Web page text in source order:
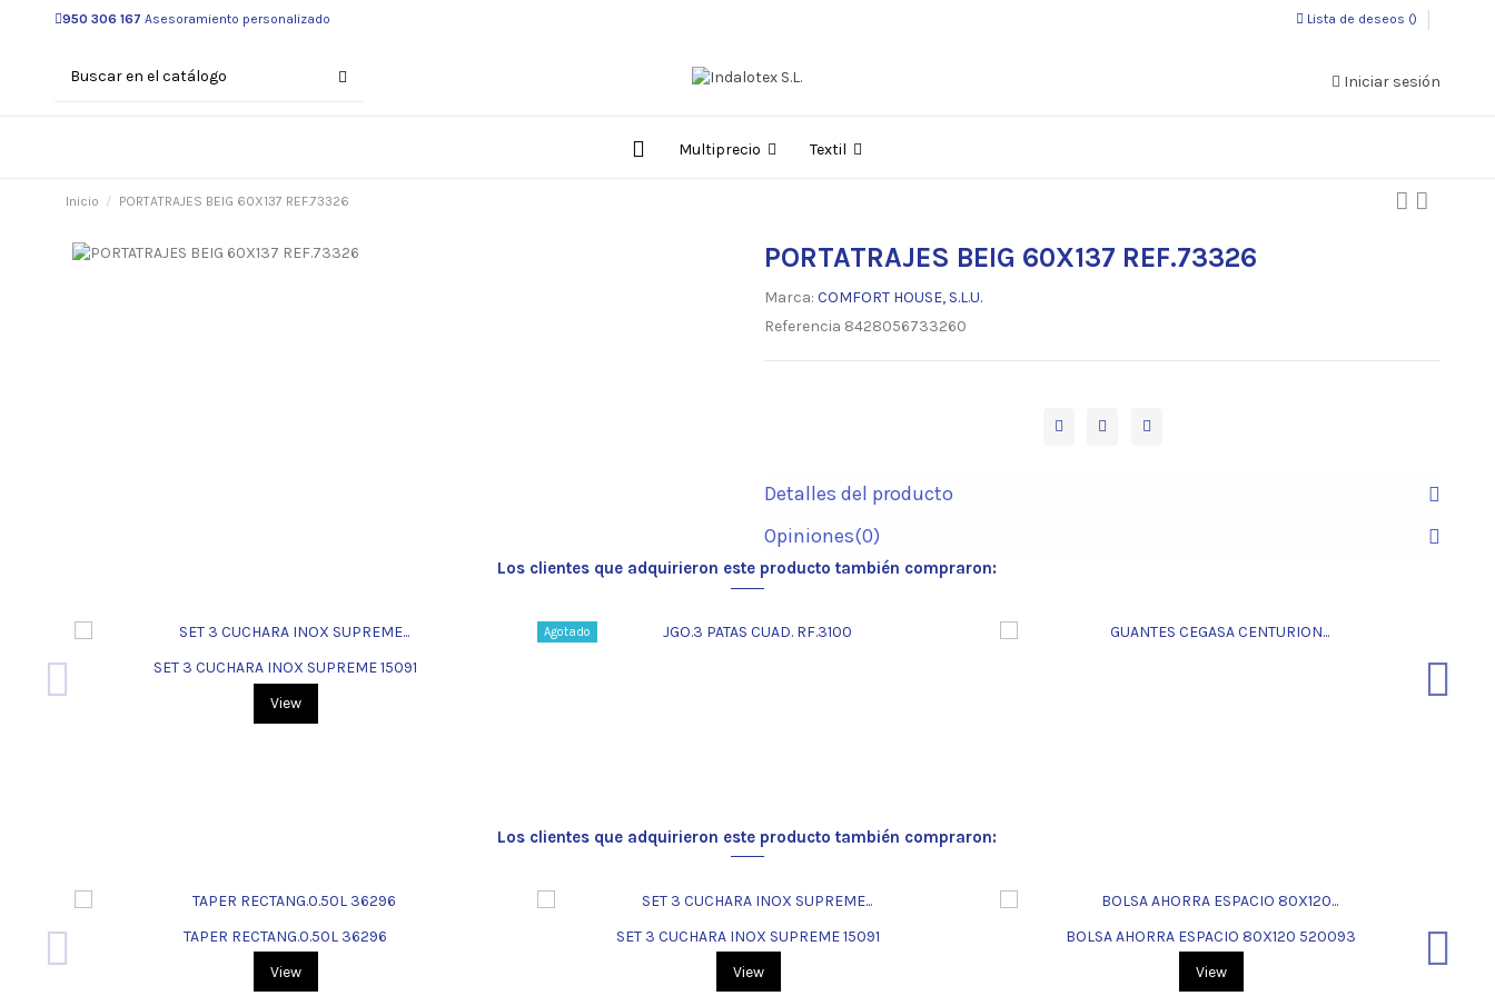
950 306 167 Asesoramiento personalizado Lista de deseos ()
Iniciar sesión
Multiprecio Textil
Inicio PORTATRAJES BEIG 60X137 REF.73326
PORTATRAJES BEIG 60X137 REF.73326
Marca: COMFORT HOUSE, S.L.U.
Referencia 8428056733260
Detalles del producto
Opiniones(0)
Los clientes que adquirieron este producto también compraron:
SET 3 CUCHARA INOX SUPREME 15091
View
Agotado
Los clientes que adquirieron este producto también compraron:
TAPER RECTANG.0.50L 36296
View
SET 3 CUCHARA INOX SUPREME 15091
View
BOLSA AHORRA ESPACIO 80X120 520093
View